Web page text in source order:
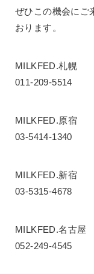
ぜひこの機会にご
おります。
MILKFED.札幌
011-209-5514
MILKFED.原宿
03-5414-1340
MILKFED.新宿
03-5315-4678
MILKFED.名古屋
052-249-4545